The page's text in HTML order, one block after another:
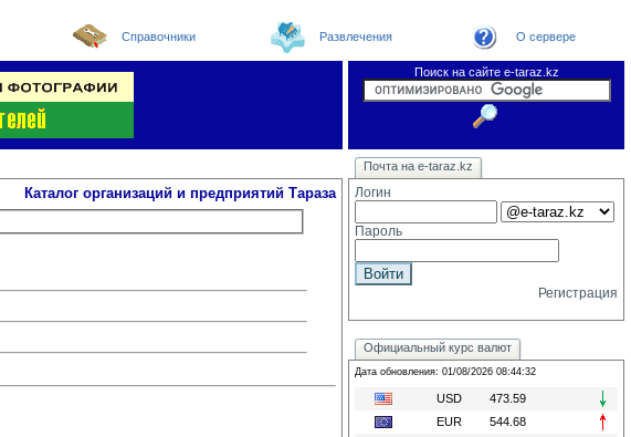
Справочники Развлечения О сервере
Поиск на сайте e-taraz.kz
Новости Погода в Таразе
Телефоный справочник
Видеоконференция
Новости e-taraz Замечания и предложения
Каталог организаций и предприятий Тараза
Почта на e-taraz.kz
Логин
Пароль
Регистрация
Официальный курс валют
Дата обновления: 01/08/2026 08:44:32
USD
473.59
EUR
544.68